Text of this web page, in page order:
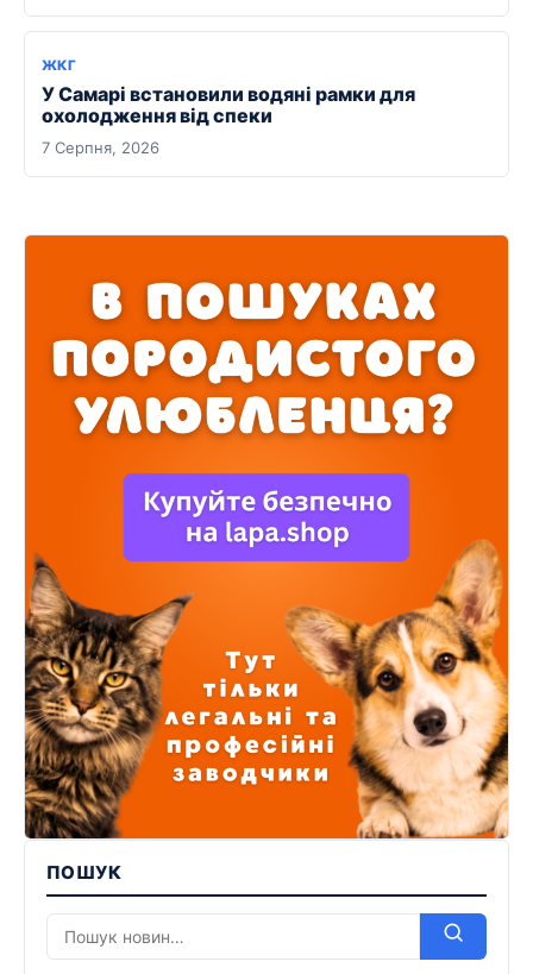
ЖКГ
У Самарі встановили водяні рамки для
охолодження від спеки
7 Серпня, 2026
ПОШУК